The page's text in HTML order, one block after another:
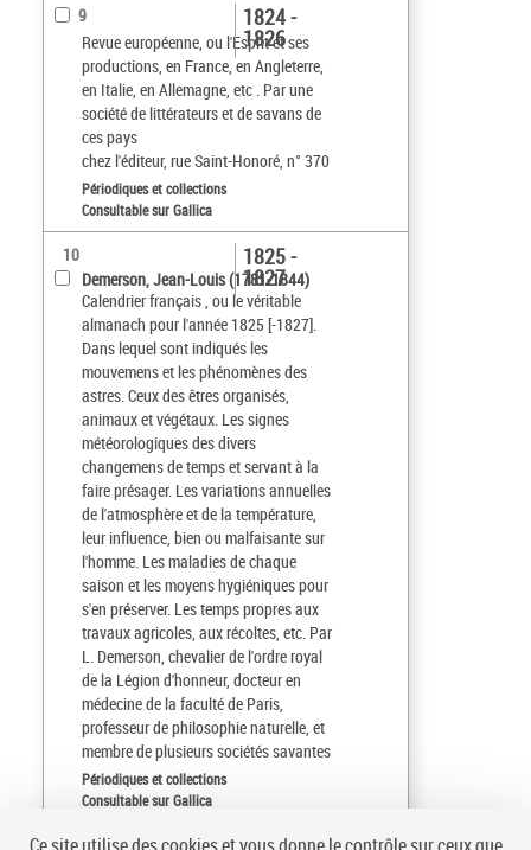
9
Revue européenne, ou l'Esprit et ses
productions, en France, en Angleterre,
en Italie, en Allemagne, etc . Par une
société de littérateurs et de savans de
ces pays
chez l'éditeur, rue Saint-Honoré, n° 370
1824 -
1826
Périodiques et collections
Consultable sur Gallica
10
Demerson, Jean-Louis (1781-1844)
Calendrier français , ou le véritable
almanach pour l'année 1825 [-1827].
Dans lequel sont indiqués les
mouvemens et les phénomènes des
astres. Ceux des êtres organisés,
animaux et végétaux. Les signes
météorologiques des divers
changemens de temps et servant à la
faire présager. Les variations annuelles
de l'atmosphère et de la température,
leur influence, bien ou malfaisante sur
l'homme. Les maladies de chaque
saison et les moyens hygiéniques pour
s'en préserver. Les temps propres aux
travaux agricoles, aux récoltes, etc. Par
L. Demerson, chevalier de l'ordre royal
de la Légion d'honneur, docteur en
médecine de la faculté de Paris,
professeur de philosophie naturelle, et
membre de plusieurs sociétés savantes
1825 -
1827
Périodiques et collections
Consultable sur Gallica